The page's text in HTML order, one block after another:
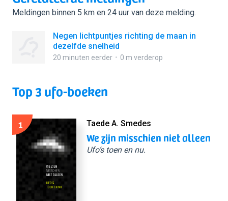
Meldingen binnen 5 km en 24 uur van deze melding.
Negen lichtpuntjes richting de maan in
dezelfde snelheid
20 minuten eerder 0 m verderop
Top 3 ufo-boeken
1 Taede A. Smedes
We zijn misschien niet alleen
Ufo’s toen en nu.